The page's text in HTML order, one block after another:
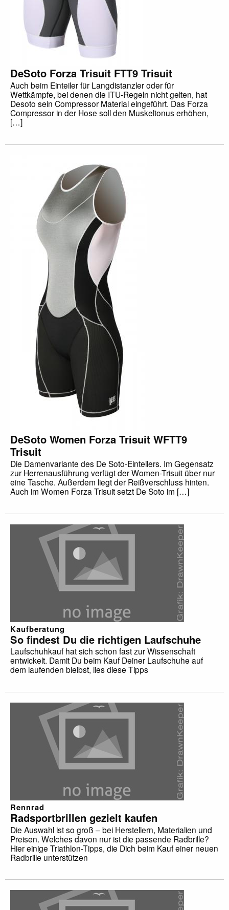
DeSoto Forza Trisuit FTT9 Trisuit
Auch beim Einteiler für Langdistanzler oder für
Wettkämpfe, bei denen die ITU-Regeln nicht gelten, hat
Desoto sein Compressor Material eingeführt. Das Forza
Compressor in der Hose soll den Muskeltonus erhöhen,
[…]
DeSoto Women Forza Trisuit WFTT9
Trisuit
Die Damenvariante des De Soto-Einteilers. Im Gegensatz
zur Herrenausführung verfügt der Women-Trisuit über nur
eine Tasche. Außerdem liegt der Reißverschluss hinten.
Auch im Women Forza Trisuit setzt De Soto im […]
Kaufberatung
So findest Du die richtigen Laufschuhe
Laufschuhkauf hat sich schon fast zur Wissenschaft
entwickelt. Damit Du beim Kauf Deiner Laufschuhe auf
dem laufenden bleibst, lies diese Tipps
Rennrad
Radsportbrillen gezielt kaufen
Die Auswahl ist so groß – bei Herstellern, Materialien und
Preisen. Welches davon nur ist die passende Radbrille?
Hier einige Triathlon-Tipps, die Dich beim Kauf einer neuen
Radbrille unterstützen